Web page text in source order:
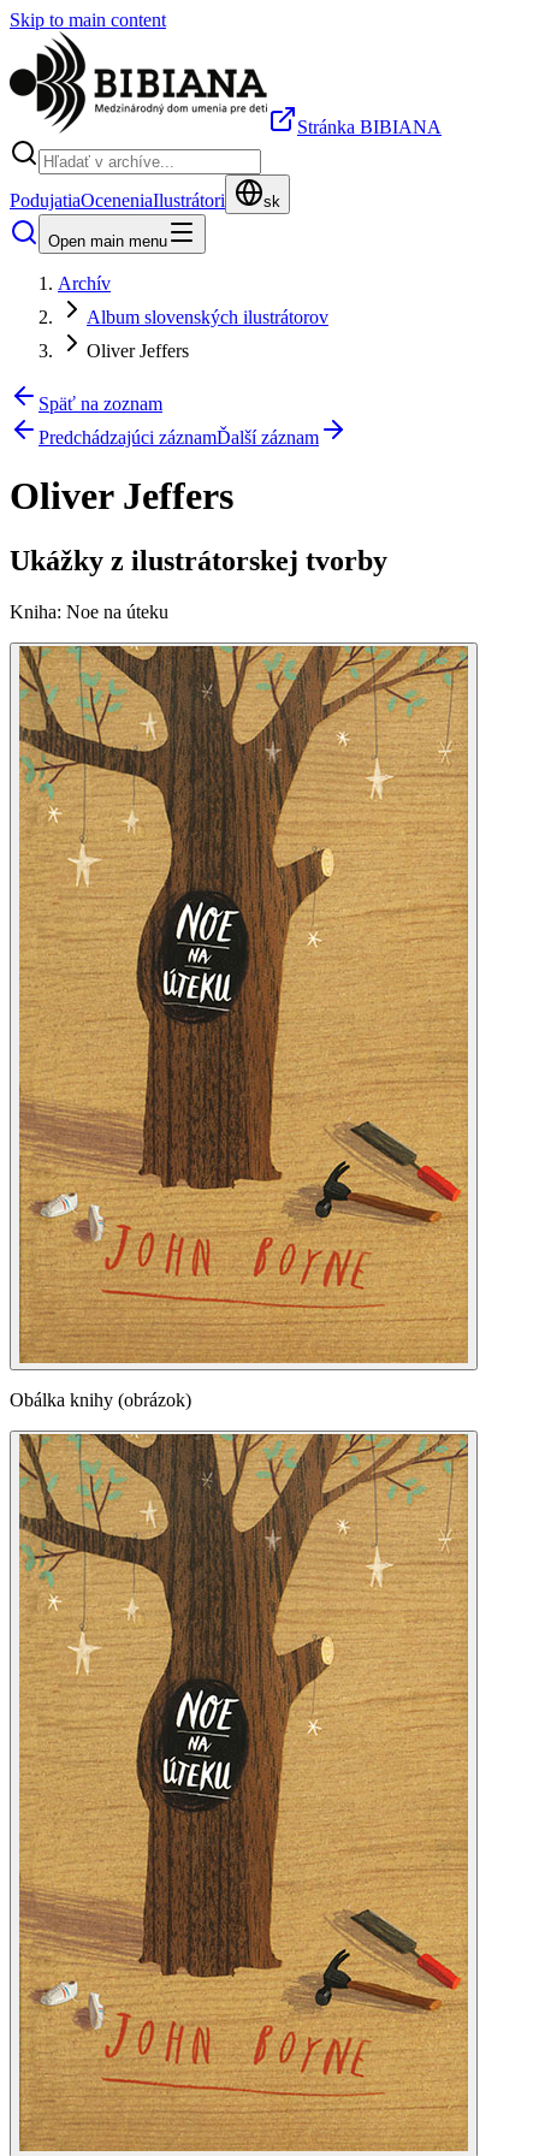
Skip to main content
Stránka BIBIANA
PodujatiaOceneniaIlustrátori sk
Open main menu
Archív
Album slovenských ilustrátorov
Oliver Jeffers
Späť na zoznam
Predchádzajúci záznamĎalší záznam
Oliver Jeffers
Ukážky z ilustrátorskej tvorby
Kniha: Noe na úteku
Obálka knihy (obrázok)